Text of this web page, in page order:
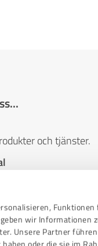
wir Informationen
Unsere Partner
och tjänster.
problem och att